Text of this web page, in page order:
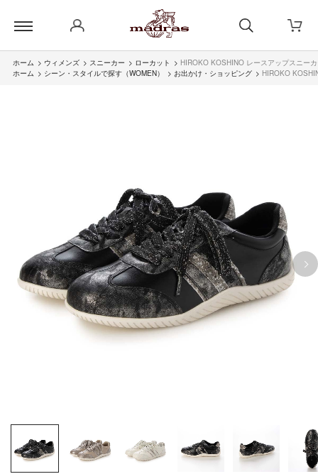
ホーム > ウィメンズ > スニーカー > ローカット > HIROKO KOSHINO レースアップスニー
ホーム > シーン・スタイルで探す（WOMEN） > お出かけ・ショッピング > HIROKO